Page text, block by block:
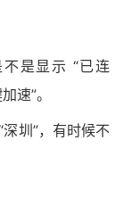
是显示 “已连
速”。
圳”，有时候不